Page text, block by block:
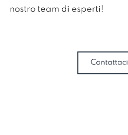
nostro team di esperti!
Contattaci